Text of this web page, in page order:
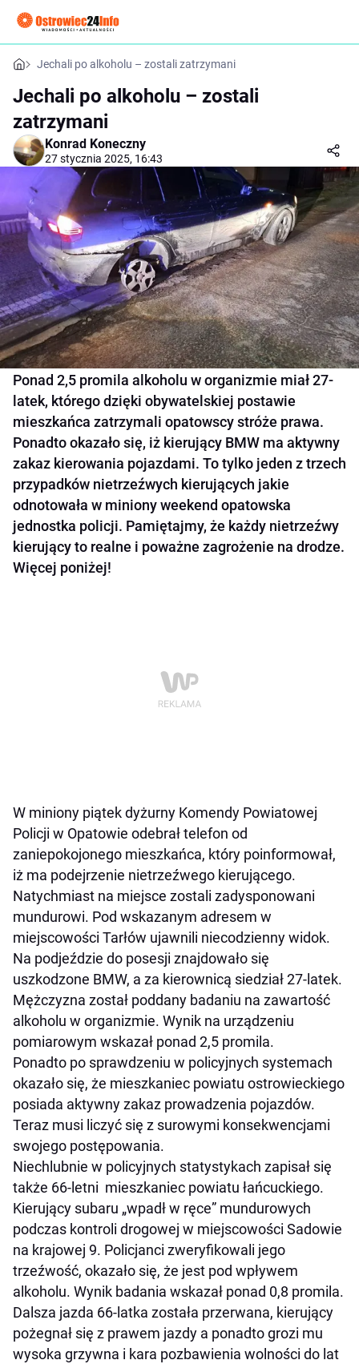
Jechali po alkoholu – zostali zatrzymani
Jechali po alkoholu – zostali
zatrzymani
Konrad Koneczny
27 stycznia 2025, 16:43
Ponad 2,5 promila alkoholu w organizmie miał 27-
latek, którego dzięki obywatelskiej postawie
mieszkańca zatrzymali opatowscy stróże prawa.
Ponadto okazało się, iż kierujący BMW ma aktywny
zakaz kierowania pojazdami. To tylko jeden z trzech
przypadków nietrzeźwych kierujących jakie
odnotowała w miniony weekend opatowska
jednostka policji. Pamiętajmy, że każdy nietrzeźwy
kierujący to realne i poważne zagrożenie na drodze.
Więcej poniżej!
W miniony piątek dyżurny Komendy Powiatowej
Policji w Opatowie odebrał telefon od
zaniepokojonego mieszkańca, który poinformował,
iż ma podejrzenie nietrzeźwego kierującego.
Natychmiast na miejsce zostali zadysponowani
mundurowi. Pod wskazanym adresem w
miejscowości Tarłów ujawnili niecodzienny widok.
Na podjeździe do posesji znajdowało się
uszkodzone BMW, a za kierownicą siedział 27-latek.
Mężczyzna został poddany badaniu na zawartość
alkoholu w organizmie. Wynik na urządzeniu
pomiarowym wskazał ponad 2,5 promila.
Ponadto po sprawdzeniu w policyjnych systemach
okazało się, że mieszkaniec powiatu ostrowieckiego
posiada aktywny zakaz prowadzenia pojazdów.
Teraz musi liczyć się z surowymi konsekwencjami
swojego postępowania.
Niechlubnie w policyjnych statystykach zapisał się
także 66-letni mieszkaniec powiatu łańcuckiego.
Kierujący subaru „wpadł w ręce” mundurowych
podczas kontroli drogowej w miejscowości Sadowie
na krajowej 9. Policjanci zweryfikowali jego
trzeźwość, okazało się, że jest pod wpływem
alkoholu. Wynik badania wskazał ponad 0,8 promila.
Dalsza jazda 66-latka została przerwana, kierujący
pożegnał się z prawem jazdy a ponadto grozi mu
wysoka grzywna i kara pozbawienia wolności do lat